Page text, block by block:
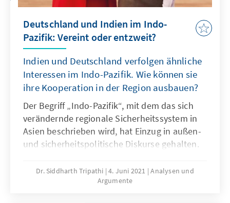
Deutschland und Indien im Indo-
Pazifik: Vereint oder entzweit?
Indien und Deutschland verfolgen ähnliche
Interessen im Indo-Pazifik. Wie können sie
ihre Kooperation in der Region ausbauen?
Der Begriff „Indo-Pazifik“, mit dem das sich
verändernde regionale Sicherheitssystem in
Asien beschrieben wird, hat Einzug in außen-
und sicherheitspolitische Diskurse gehalten.
auch in Amerika und Europa aufgenommen.
Das Papier analysiert den indischen Ansatz im
Dr. Siddharth Tripathi 4. Juni 2021
Analysen und
Argumente